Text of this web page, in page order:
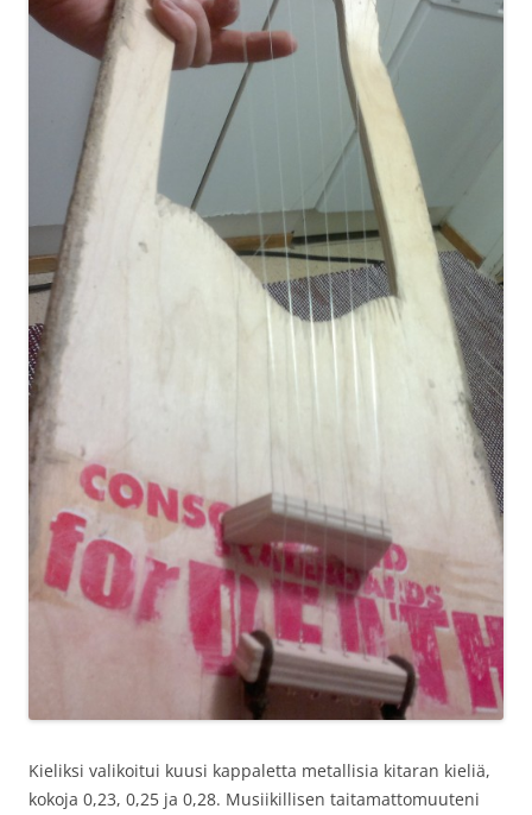
Kieliksi valikoitui kuusi kappaletta metallisia kitaran kieliä,
kokoja 0,23, 0,25 ja 0,28. Musiikillisen taitamattomuuteni